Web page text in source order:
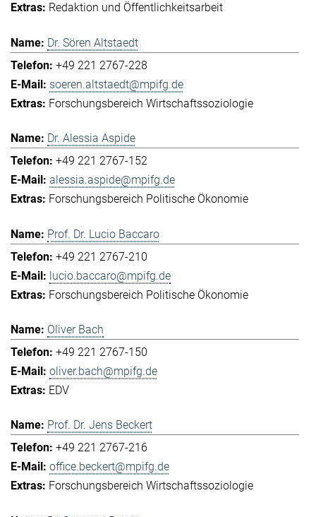
Redaktion und Öffentlichkeitsarbeit
Dr. Sören Altstaedt
+49 221 2767-228
soeren.altstaedt@mpifg.de
Forschungsbereich Wirtschaftssoziologie
Dr. Alessia Aspide
+49 221 2767-152
alessia.aspide@mpifg.de
Forschungsbereich Politische Ökonomie
Prof. Dr. Lucio Baccaro
+49 221 2767-210
lucio.baccaro@mpifg.de
Forschungsbereich Politische Ökonomie
Oliver Bach
+49 221 2767-150
oliver.bach@mpifg.de
EDV
Prof. Dr. Jens Beckert
+49 221 2767-216
office.beckert@mpifg.de
Forschungsbereich Wirtschaftssoziologie